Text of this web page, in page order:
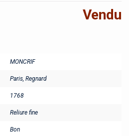
Vendu
MONCRIF
Paris, Regnard
1768
Reliure fine
Bon